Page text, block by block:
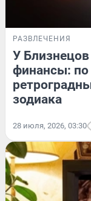
РАЗВЛЕЧЕНИЯ
У
финансы: по
зодиака
28 июля, 2026, 03:30